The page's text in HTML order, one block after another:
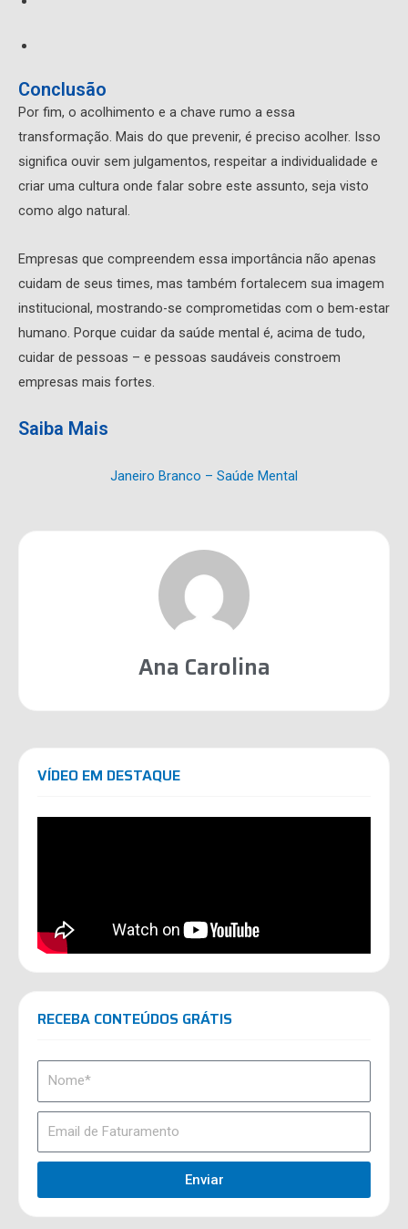
Conclusão
Por fim, o acolhimento e a chave rumo a essa
transformação. Mais do que prevenir, é preciso acolher. Isso
significa ouvir sem julgamentos, respeitar a individualidade e
criar uma cultura onde falar sobre este assunto, seja visto
como algo natural.
Empresas que compreendem essa importância não apenas
cuidam de seus times, mas também fortalecem sua imagem
institucional, mostrando-se comprometidas com o bem-estar
humano. Porque cuidar da saúde mental é, acima de tudo,
cuidar de pessoas – e pessoas saudáveis constroem
empresas mais fortes.
Saiba Mais
Janeiro Branco – Saúde Mental
Ana Carolina
VÍDEO EM DESTAQUE
RECEBA CONTEÚDOS GRÁTIS
Enviar